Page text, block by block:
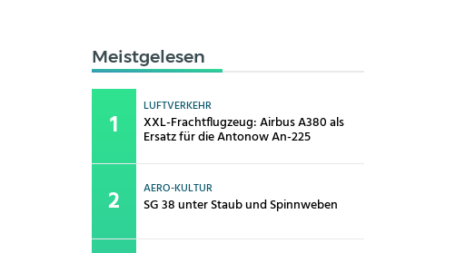
Meistgelesen
LUFTVERKEHR
XXL-Frachtflugzeug: Airbus A380 als
Ersatz für die Antonow An-225
AERO-KULTUR
SG 38 unter Staub und Spinnweben